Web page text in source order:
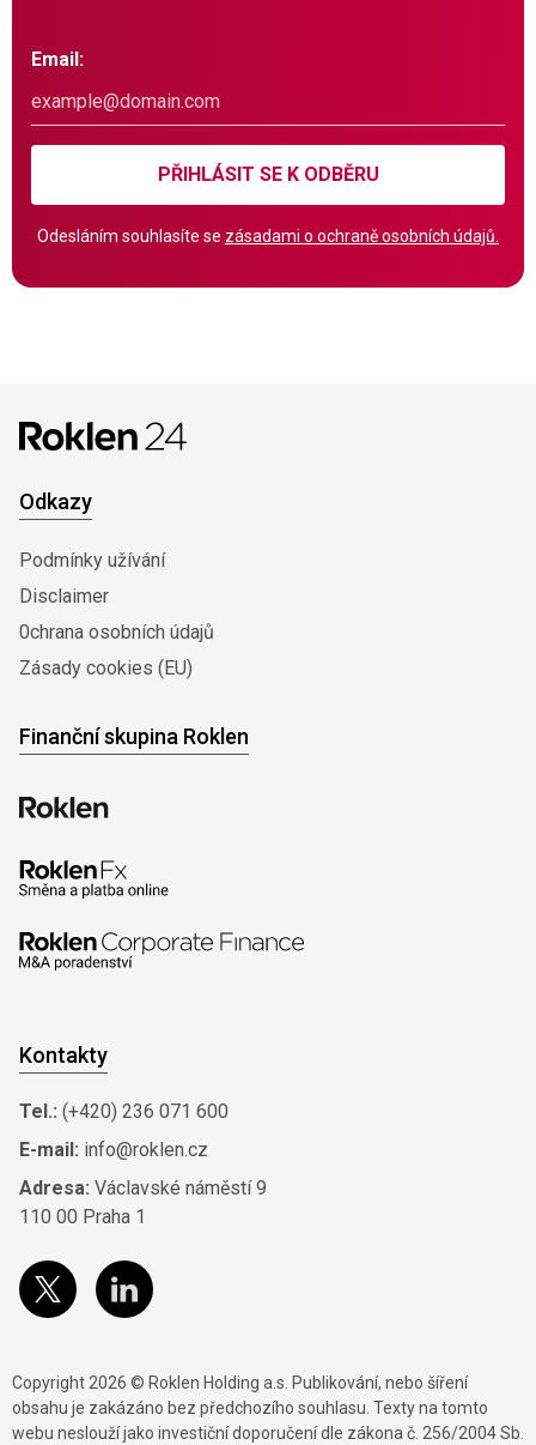
Email:
PŘIHLÁSIT SE K ODBĚRU
Odesláním souhlasíte se zásadami o ochraně osobních údajů.
Odkazy
Podmínky užívání
Disclaimer
0chrana osobních údajů
Zásady cookies (EU)
Finanční skupina Roklen
Kontakty
Tel.: (+420) 236 071 600
E-mail: info@roklen.cz
Adresa: Václavské náměstí 9
110 00 Praha 1
Copyright 2026 © Roklen Holding a.s. Publikování, nebo šíření
obsahu je zakázáno bez předchozího souhlasu. Texty na tomto
webu neslouží jako investiční doporučení dle zákona č. 256/2004 Sb.